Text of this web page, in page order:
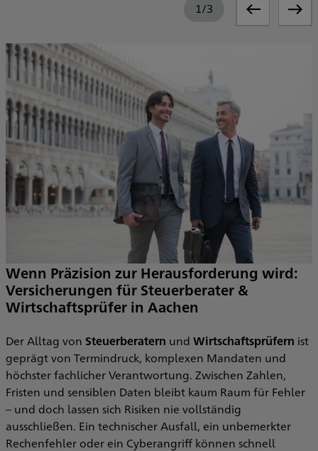
1/3
Wenn Präzision zur Herausforderung wird:
Versicherungen für Steuerberater &
Wirtschaftsprüfer in Aachen
Der Alltag von Steuerberatern und Wirtschaftsprüfern ist
geprägt von Termindruck, komplexen Mandaten und
höchster fachlicher Verantwortung. Zwischen Zahlen,
Fristen und sensiblen Daten bleibt kaum Raum für Fehler
– und doch lassen sich Risiken nie vollständig
ausschließen. Ein technischer Ausfall, ein unbemerkter
Rechenfehler oder ein Cyberangriff können schnell